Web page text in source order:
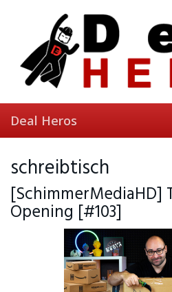
Deal Heros
schreibtisch
[SchimmerMediaHD]
Opening [#103]